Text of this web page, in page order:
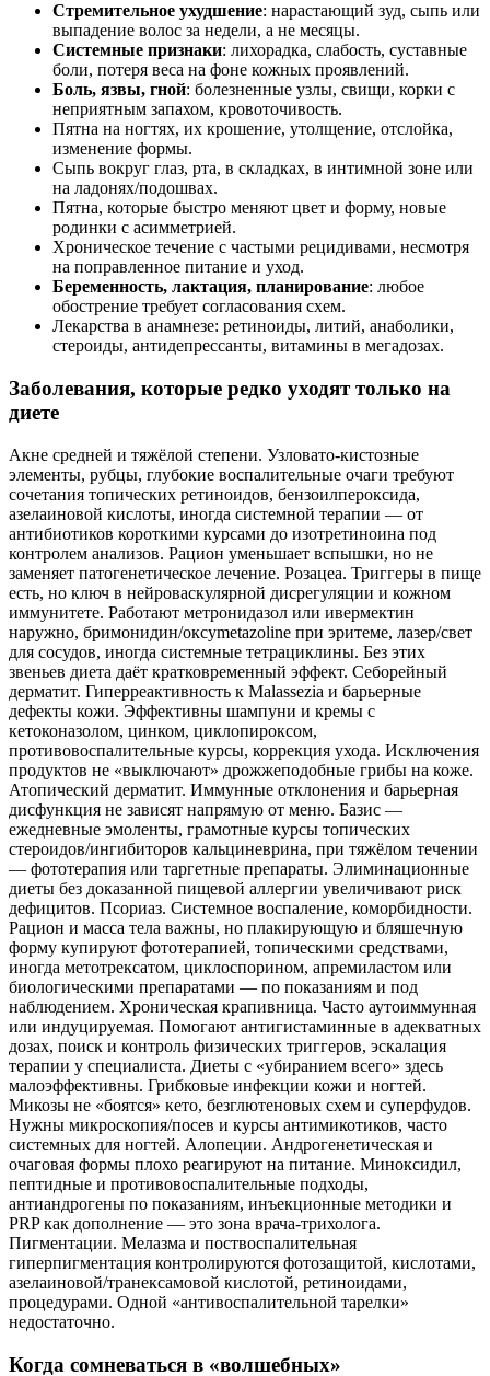
Стремительное ухудшение: нарастающий зуд, сыпь или
выпадение волос за недели, а не месяцы.
Системные признаки: лихорадка, слабость, суставные
боли, потеря веса на фоне кожных проявлений.
Боль, язвы, гной: болезненные узлы, свищи, корки с
неприятным запахом, кровоточивость.
Пятна на ногтях, их крошение, утолщение, отслойка,
изменение формы.
Сыпь вокруг глаз, рта, в складках, в интимной зоне или
на ладонях/подошвах.
Пятна, которые быстро меняют цвет и форму, новые
родинки с асимметрией.
Хроническое течение с частыми рецидивами, несмотря
на поправленное питание и уход.
Беременность, лактация, планирование: любое
обострение требует согласования схем.
Лекарства в анамнезе: ретиноиды, литий, анаболики,
стероиды, антидепрессанты, витамины в мегадозах.
Заболевания, которые редко уходят только на
диете
Акне средней и тяжёлой степени. Узловато‑кистозные
элементы, рубцы, глубокие воспалительные очаги требуют
сочетания топических ретиноидов, бензоилпероксида,
азелаиновой кислоты, иногда системной терапии — от
антибиотиков короткими курсами до изотретиноина под
контролем анализов. Рацион уменьшает вспышки, но не
заменяет патогенетическое лечение. Розацеа. Триггеры в пище
есть, но ключ в нейроваскулярной дисрегуляции и кожном
иммунитете. Работают метронидазол или ивермектин
наружно, бримонидин/оксymetazoline при эритеме, лазер/свет
для сосудов, иногда системные тетрациклины. Без этих
звеньев диета даёт кратковременный эффект. Себорейный
дерматит. Гиперреактивность к Malassezia и барьерные
дефекты кожи. Эффективны шампуни и кремы с
кетоконазолом, цинком, циклопироксом,
противовоспалительные курсы, коррекция ухода. Исключения
продуктов не «выключают» дрожжеподобные грибы на коже.
Атопический дерматит. Иммунные отклонения и барьерная
дисфункция не зависят напрямую от меню. Базис —
ежедневные эмоленты, грамотные курсы топических
стероидов/ингибиторов кальциневрина, при тяжёлом течении
— фототерапия или таргетные препараты. Элиминационные
диеты без доказанной пищевой аллергии увеличивают риск
дефицитов. Псориаз. Системное воспаление, коморбидности.
Рацион и масса тела важны, но плакирующую и бляшечную
форму купируют фототерапией, топическими средствами,
иногда метотрексатом, циклоспорином, апремиластом или
биологическими препаратами — по показаниям и под
наблюдением. Хроническая крапивница. Часто аутоиммунная
или индуцируемая. Помогают антигистаминные в адекватных
дозах, поиск и контроль физических триггеров, эскалация
терапии у специалиста. Диеты с «убиранием всего» здесь
малоэффективны. Грибковые инфекции кожи и ногтей.
Микозы не «боятся» кето, безглютеновых схем и суперфудов.
Нужны микроскопия/посев и курсы антимикотиков, часто
системных для ногтей. Алопеции. Андрогенетическая и
очаговая формы плохо реагируют на питание. Миноксидил,
пептидные и противовоспалительные подходы,
антиандрогены по показаниям, инъекционные методики и
PRP как дополнение — это зона врача‑трихолога.
Пигментации. Мелазма и поствоспалительная
гиперпигментация контролируются фотозащитой, кислотами,
азелаиновой/транексамовой кислотой, ретиноидами,
процедурами. Одной «антивоспалительной тарелки»
недостаточно.
Когда сомневаться в «волшебных»